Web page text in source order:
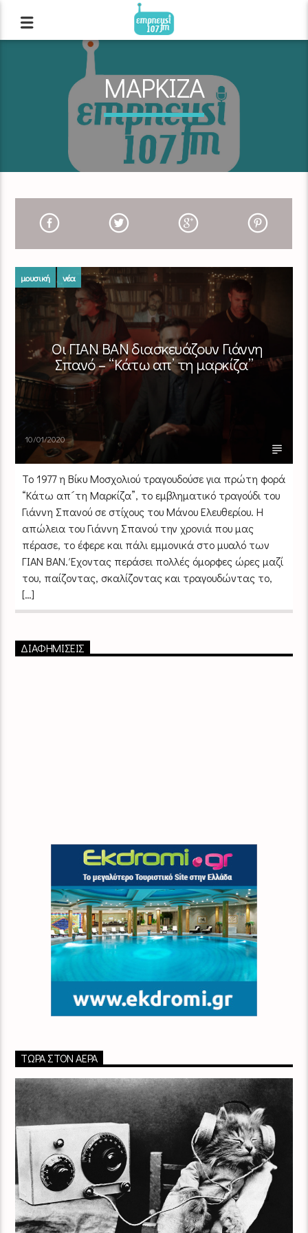
ΜΑΡΚΙΖΑ
μουσική νέα
Οι ΓΙΑΝ ΒΑΝ διασκευάζουν Γιάννη
Σπανό – “Κάτω απ’ τη μαρκίζα”
10/01/2020
Το 1977 η Βίκυ Μοσχολιού τραγουδούσε για πρώτη φορά
“Κάτω απ´τη Μαρκίζα”, το εμβληματικό τραγούδι του
Γιάννη Σπανού σε στίχους του Μάνου Ελευθερίου. Η
απώλεια του Γιάννη Σπανού την χρονιά που μας
πέρασε, το έφερε και πάλι εμμονικά στο μυαλό των
ΓΙΑΝ ΒΑΝ. Έχοντας περάσει πολλές όμορφες ώρες μαζί
του, παίζοντας, σκαλίζοντας και τραγουδώντας το,
[…]
ΔΙΑΦΗΜΙΣΕΙΣ
ΤΏΡΑ ΣΤΟΝ ΑΈΡΑ